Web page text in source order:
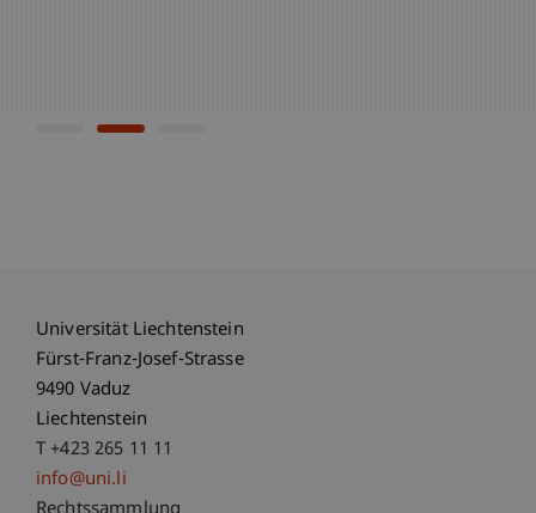
Universität Liechtenstein
Fürst-Franz-Josef-Strasse
9490 Vaduz
Liechtenstein
T +423 265 11 11
info@uni.li